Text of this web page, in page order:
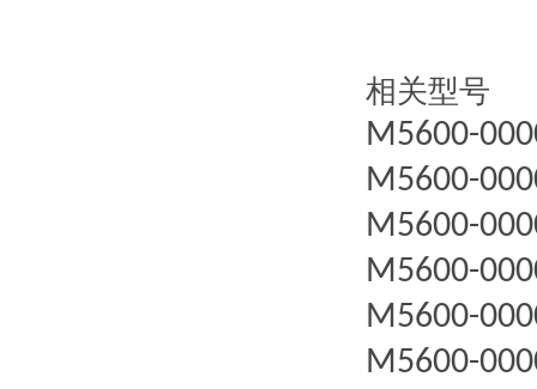
相关型号
M5600-
M5600-
M5600-
M5600-
M5600-
M5600-